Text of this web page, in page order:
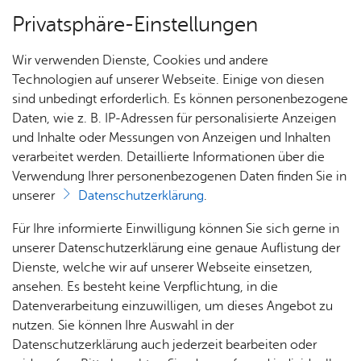
Über­sicht Bür­ger & Stadt
Rat­
haus &
Bür­
ger­
ser­vice
Rat­
häu­ser
Nach­
rich­
ten,
Vi­de­os
& Bil­
der
Me­di­
Jobs
Stel­
len­an­
ge­bo­te
Aus­bil­
dung &
Stu­di­
Bauen
& Um­
welt
Geo­
da­ten
Ge­
sund­
heit &
kum
Stadt­ge­schich­te
Vor­le­sen
Stadt­chro­nik
In der Friedrichshafener Stadtchronik werden die
vielfältigen historischen Geschehnisse in griffiger
Form zusammengeführt. Kennen Sie ein
bedeutendes historisches Ereignis, das nicht in
der Chronik aufgeführt ist? Dann nutzen Sie das
Formular für einen neuen Eintrag.
Privatsphäre-Einstellungen
Wir verwenden Dienste, Cookies und andere
Technologien auf unserer Webseite. Einige von diesen
sind unbedingt erforderlich. Es können personenbezogene
Daten, wie z. B. IP-Adressen für personalisierte Anzeigen
und Inhalte oder Messungen von Anzeigen und Inhalten
verarbeitet werden. Detaillierte Informationen über die
Verwendung Ihrer personenbezogenen Daten finden Sie in
unserer
Datenschutzerklärung.
Für Ihre informierte Einwilligung können Sie sich gerne in
unserer Datenschutzerklärung eine genaue Auflistung der
Dienste, welche wir auf unserer Webseite einsetzen,
ansehen. Es besteht keine Verpflichtung, in die
Datenverarbeitung einzuwilligen, um dieses Angebot zu
nutzen. Sie können Ihre Auswahl in der
Datenschutzerklärung auch jederzeit bearbeiten oder